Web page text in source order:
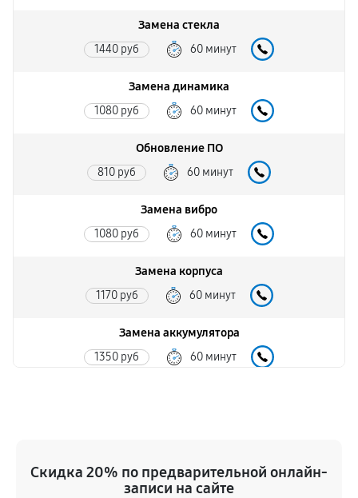
Замена стекла
1440 руб 60 минут
Замена динамика
1080 руб 60 минут
Обновление ПО
810 руб 60 минут
Замена вибро
1080 руб 60 минут
Замена корпуса
1170 руб 60 минут
Замена аккумулятора
1350 руб 60 минут
1080 руб 60 минут
Скидка 20% по предварительной онлайн-
записи на сайте